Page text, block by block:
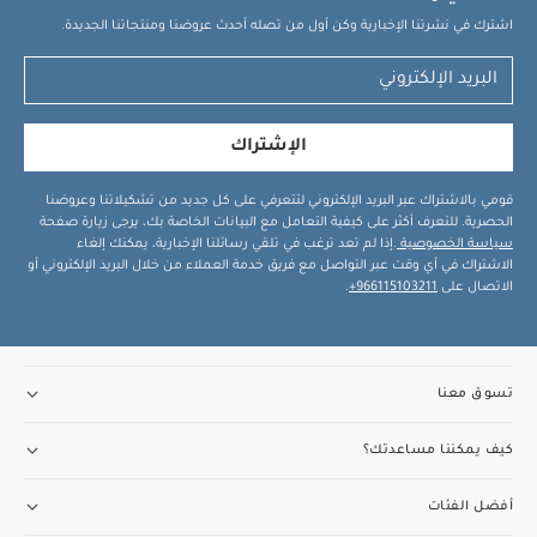
اشترك في نشرتنا الإخبارية وكن أول من تصله أحدث عروضنا ومنتجاتنا الجديدة.
الإشتراك
قومي بالاشتراك عبر البريد الإلكتروني لتتعرفي على كل جديد من تشكيلاتنا وعروضنا
الحصرية. للتعرف أكثر على كيفية التعامل مع البيانات الخاصة بك، يرجى زيارة صفحة
سياسة الخصوصية .إذا لم تعد ترغب في تلقي رسائلنا الإخبارية، يمكنك إلغاء
الاشتراك في أي وقت عبر التواصل مع فريق خدمة العملاء من خلال البريد الإلكتروني أو
الاتصال على 966115103211+
.
تسوق معنا
كيف يمكننا مساعدتك؟
أفضل الفئات